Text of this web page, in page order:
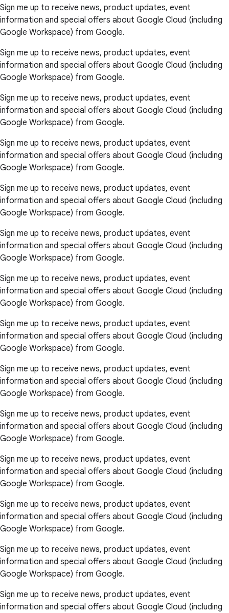
Sign me up to receive news, product updates, event
information and special offers about Google Cloud (including
Google Workspace) from Google.
Sign me up to receive news, product updates, event
information and special offers about Google Cloud (including
Google Workspace) from Google.
Sign me up to receive news, product updates, event
information and special offers about Google Cloud (including
Google Workspace) from Google.
Sign me up to receive news, product updates, event
information and special offers about Google Cloud (including
Google Workspace) from Google.
Sign me up to receive news, product updates, event
information and special offers about Google Cloud (including
Google Workspace) from Google.
Sign me up to receive news, product updates, event
information and special offers about Google Cloud (including
Google Workspace) from Google.
Sign me up to receive news, product updates, event
information and special offers about Google Cloud (including
Google Workspace) from Google.
Sign me up to receive news, product updates, event
information and special offers about Google Cloud (including
Google Workspace) from Google.
Sign me up to receive news, product updates, event
information and special offers about Google Cloud (including
Google Workspace) from Google.
Sign me up to receive news, product updates, event
information and special offers about Google Cloud (including
Google Workspace) from Google.
Sign me up to receive news, product updates, event
information and special offers about Google Cloud (including
Google Workspace) from Google.
Sign me up to receive news, product updates, event
information and special offers about Google Cloud (including
Google Workspace) from Google.
Sign me up to receive news, product updates, event
information and special offers about Google Cloud (including
Google Workspace) from Google.
Sign me up to receive news, product updates, event
information and special offers about Google Cloud (including